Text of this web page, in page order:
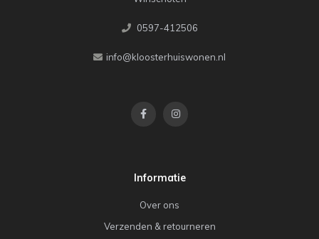
0597-412506
info@kloosterhuiswonen.nl
Informatie
Over ons
Verzenden & retourneren